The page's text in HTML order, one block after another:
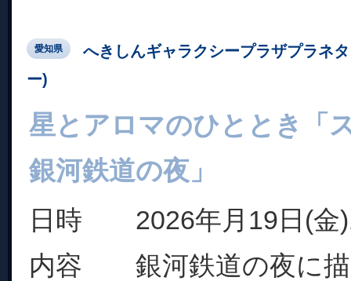
愛知県
へきしんギャラクシープラザプラネ
ー)
星とアロマのひととき
銀河鉄道の夜」
日時 2026年月19日(金
内容 銀河鉄道の夜に描